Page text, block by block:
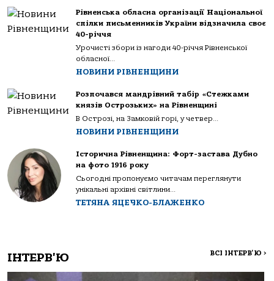
Рівненська обласна організації Національної
спілки письменників України відзначила своє
40-річчя
Урочисті збори із нагоди 40-річчя Рівненської
обласної...
НОВИНИ РІВНЕНЩИНИ
Розпочався мандрівний табір «Стежками
князів Острозьких» на Рівненщині
В Острозі, на Замковій горі, у четвер...
НОВИНИ РІВНЕНЩИНИ
Історична Рівненщина: Форт-застава Дубно
на фото 1916 року
Сьогодні пропонуємо читачам переглянути
унікальні архівні світлини...
ТЕТЯНА ЯЦЕЧКО-БЛАЖЕНКО
ІНТЕРВ'Ю ВСІ ІНТЕРВ'Ю >